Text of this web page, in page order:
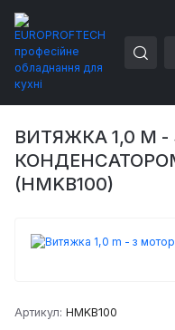
EUROPROFTECH
ВИТЯЖКА 1,0 M
КОНДЕНСАТОРОМ
(HMKB100)
Артикул: HMKB100